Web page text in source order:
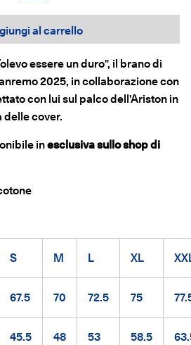
al carrello
essere un duro", il brano di
2025, in collaborazione con
con lui sul palco dell'Ariston in
delle cover.
inesclusiva sullo shop di
S M L XL
67.5 70 72.5 75
45.5 48 53 58.5